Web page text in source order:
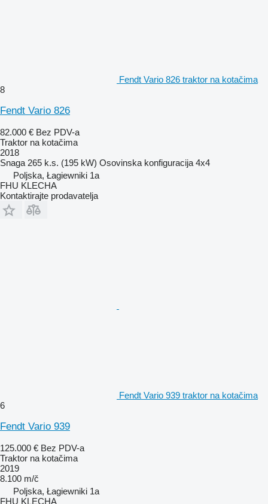
Fendt Vario 826 traktor na kotačima
8
Fendt Vario 826
82.000 € Bez PDV-a
Traktor na kotačima
2018
Snaga 265 k.s. (195 kW) Osovinska konfiguracija 4x4
Poljska, Łagiewniki 1a
FHU KLECHA
Kontaktirajte prodavatelja
Fendt Vario 939 traktor na kotačima
6
Fendt Vario 939
125.000 € Bez PDV-a
Traktor na kotačima
2019
8.100 m/č
Poljska, Łagiewniki 1a
FHU KLECHA